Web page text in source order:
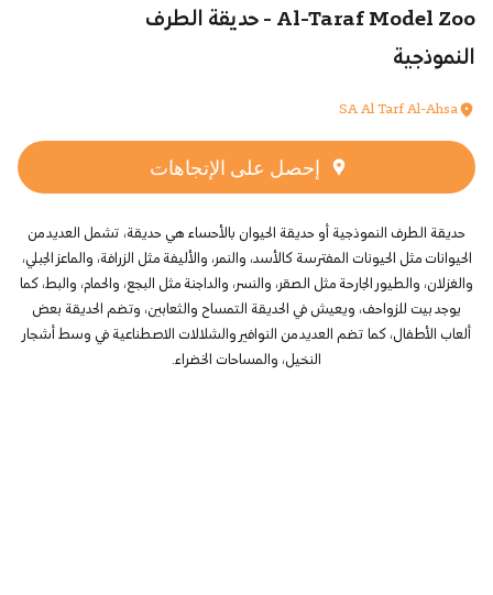
Al-Taraf Model Zoo - حديقة الطرف
النموذجية
SA Al Tarf Al-Ahsa
إحصل على الإتجاهات
حديقة الطرف النموذجية أو حديقة الحيوان بالأحساء هي حديقة، تشمل العديد من
الحيوانات مثل الحيونات المفترسة كالأسد، والنمر، والأليفة مثل الزرافة، والماعز الجبلي،
والغزلان، والطيور الجارحة مثل الصقر، والنسر، والداجنة مثل البجع، والحمام، والبط، كما
يوجد بيت للزواحف، ويعيش في الحديقة التمساح والثعابين، وتضم الحديقة بعض
ألعاب الأطفال، كما تضم العديد من النوافير والشلالات الاصطناعية في وسط أشجار
النخيل، والمساحات الخضراء.